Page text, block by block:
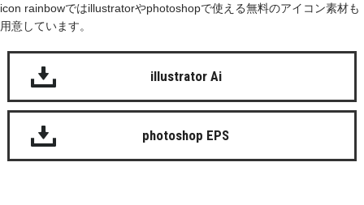
icon rainbowではillustratorやphotoshopで使える無料のアイコン素材も
用意しています。
illustrator Ai
photoshop EPS